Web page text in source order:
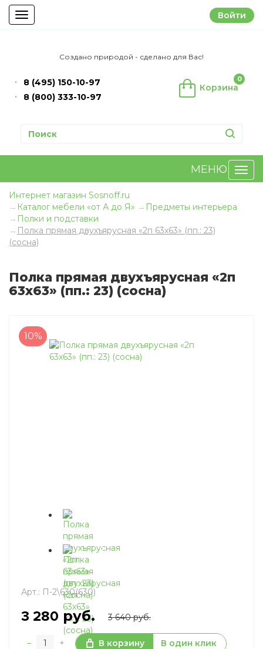
Toggle
navigation
Войти
Создано природой - сделано для Вас!
Корзина
0
8 (495) 150-10-97
8 (800) 333-10-97
МЕНЮ
Интернет магазин Sosnoff.ru
Каталог мебели «от А до Я»
Предметы интерьера
Полки и подставки
Полка прямая двухъярусная «2п 63х63» (пп.: 23)
(сосна)
Полка прямая двухъярусная «2п
63х63» (пп.: 23) (сосна)
10%
Арт.: П-2\630(630)
3 280 руб. 3 640 руб.
– + В корзину В один клик